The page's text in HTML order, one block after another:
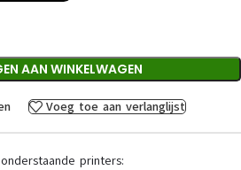
AAN WINKELWAGEN
Voeg toe aan verlanglijst
printers: